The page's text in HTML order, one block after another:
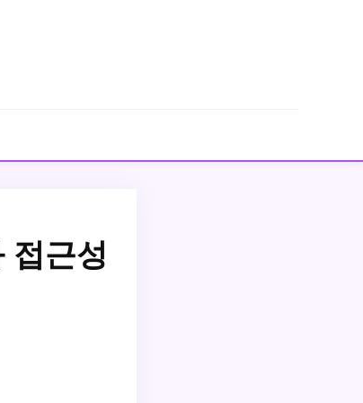
접근성